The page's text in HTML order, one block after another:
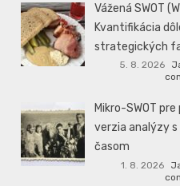
Vážená SWOT
Kvantifikácia
strategických
5. 8. 2026
Mikro-SWOT
verzia analýzy
časom
1. 8. 2026